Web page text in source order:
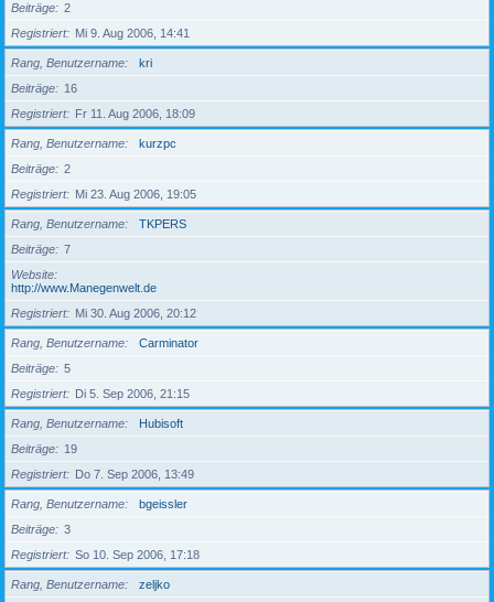
Beiträge
2
Registriert
Mi 9. Aug 2006, 14:41
Rang, Benutzername
kri
Beiträge
16
Registriert
Fr 11. Aug 2006, 18:09
Rang, Benutzername
kurzpc
Beiträge
2
Registriert
Mi 23. Aug 2006, 19:05
Rang, Benutzername
TKPERS
Beiträge
7
Website
http://www.Manegenwelt.de
Registriert
Mi 30. Aug 2006, 20:12
Rang, Benutzername
Carminator
Beiträge
5
Registriert
Di 5. Sep 2006, 21:15
Rang, Benutzername
Hubisoft
Beiträge
19
Registriert
Do 7. Sep 2006, 13:49
Rang, Benutzername
bgeissler
Beiträge
3
Registriert
So 10. Sep 2006, 17:18
Rang, Benutzername
zeljko